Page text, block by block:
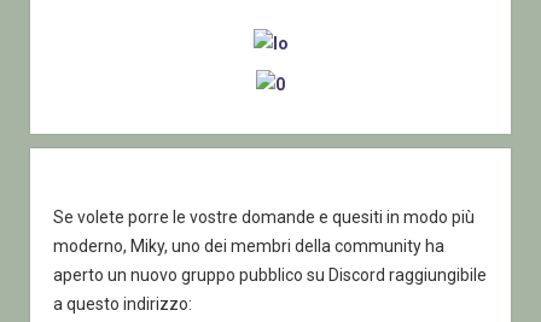
Se volete porre le vostre domande e quesiti in modo più
moderno, Miky, uno dei membri della community ha
aperto un nuovo gruppo pubblico su Discord raggiungibile
a questo indirizzo: